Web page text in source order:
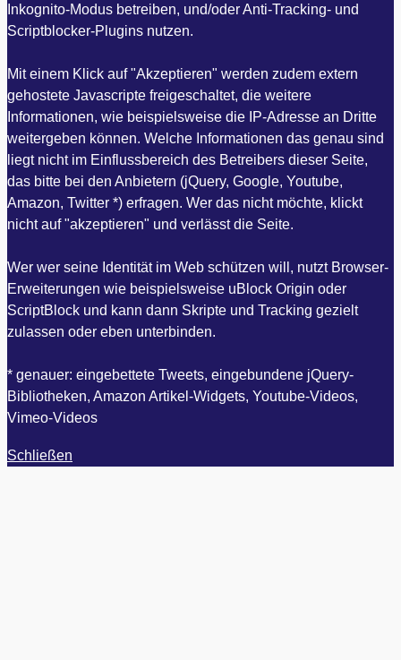
Inkognito-Modus betreiben, und/oder Anti-Tracking- und
Scriptblocker-Plugins nutzen.
Mit einem Klick auf "Akzeptieren" werden zudem extern
gehostete Javascripte freigeschaltet, die weitere
Informationen, wie beispielsweise die IP-Adresse an Dritte
weitergeben können. Welche Informationen das genau sind
liegt nicht im Einflussbereich des Betreibers dieser Seite,
das bitte bei den Anbietern (jQuery, Google, Youtube,
Amazon, Twitter *) erfragen. Wer das nicht möchte, klickt
nicht auf "akzeptieren" und verlässt die Seite.
Wer wer seine Identität im Web schützen will, nutzt Browser-
Erweiterungen wie beispielsweise uBlock Origin oder
ScriptBlock und kann dann Skripte und Tracking gezielt
zulassen oder eben unterbinden.
* genauer: eingebettete Tweets, eingebundene jQuery-
Bibliotheken, Amazon Artikel-Widgets, Youtube-Videos,
Vimeo-Videos
Schließen